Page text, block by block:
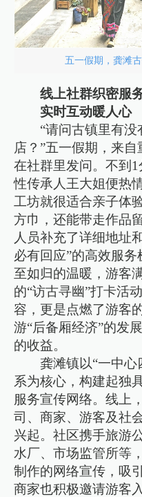
五一假期，龚滩
线上社群织密服
实时互动暖人心
“请问古镇里有
店？”五一假期，来
在社群里发问。不到
性传承人王大姐便热
工坊就很适合亲子体
方巾，还能带走作品
人员补充了详细地址
必有回应”的高效服
至如归的温暖，游客
的“访古寻幽”打卡活
容，更是点燃了游客
游“后备厢经济”的发
的收益。
龚滩镇以“一中
系为核心，构建起独
服务宣传网络。线上
司、商家、游客及社
兴起。社区携手旅游
水厂、市场监管所等
制作的网络宣传，吸
商家也积极邀请游客